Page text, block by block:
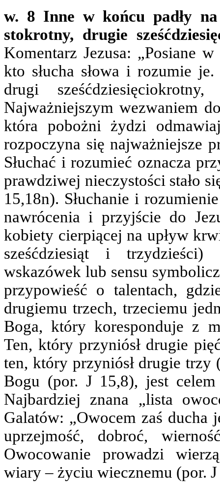
w. 8 Inne w końcu padły
stokrotny, drugie
Komentarz Jezusa: „Posiane
kto słucha słowa i rozumie
drugi
Najważniejszym wezwaniem
która pobożni żydzi
rozpoczyna się najważniejsze
Słuchać i rozumieć oznacza
prawdziwej nieczystości stało
15,18n). Słuchanie i
nawrócenia i przyjście do
kobiety cierpiącej na upływ
sześćdziesiąt i
wskazówek lub sensu
przypowieść o talentach,
drugiemu trzech, trzeciemu
Boga, który koresponduje z
Ten, który przyniósł drugie
ten, który przyniósł drugie trzy
Bogu (por. J 15,8), jest
Najbardziej znana „lista
Galatów: „Owocem zaś ducha
uprzejmość, dobroć,
Owocowanie prowadzi
wiary – życiu wiecznemu (por.